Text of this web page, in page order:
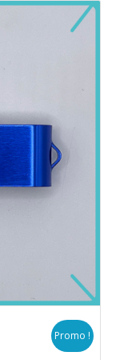
Promo !